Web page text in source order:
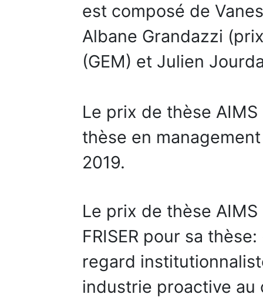
est composé de
Albane Grandazzi
(GEM) et Julien
Le prix de thèse
thèse en
2019.
Le prix de thèse
FRISER pour sa
regard
industrie proactive au